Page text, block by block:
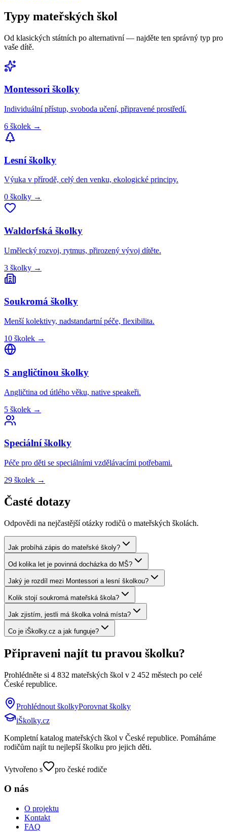
Typy mateřských škol
Od klasických státních po alternativní — najděte ten správný typ pro
vaše dítě.
Montessori školky
Individuální přístup, svoboda učení, připravené prostředí.
6 školek →
Lesníškolky
Výuka v přírodě, celý den venku, ekologické principy.
0 školky →
Waldorfská školky
Umělecký rozvoj, rytmus, přirozený vývoj dítěte.
3 školky →
Soukromá školky
Menší kolektivy, nadstandartní péče, flexibilita.
10 školek →
S angličtinou školky
Angličtina od útlého věku, native speakeři.
5 školek →
Speciálníškolky
Péče pro děti se speciálními vzdělávacími potřebami.
29 školek →
Časté dotazy
Odpovědi na nejčastější otázky rodičů o mateřských školách.
Jak probíhá zápis do mateřské školy?
Od kolika let je povinná docházka do MŠ?
Jaký je rozdíl mezi Montessori a lesní školkou?
Kolik stojí soukromá mateřská škola?
Jak zjistím, jestli má školka volná místa?
Co je iŠkolky.cz a jak funguje?
Připraveni najít tu pravou školku?
Prohlédněte si 4 832 mateřských škol v 2 452 městech po celé
České republice.
Prohlédnout školkyPorovnat školky
iŠkolky.cz
Kompletní katalog mateřských škol v České republice. Pomáháme
rodičům najít tu nejlepší školku pro jejich děti.
Vytvořeno s pro české rodiče
O nás
O projektu
Kontakt
FAQ